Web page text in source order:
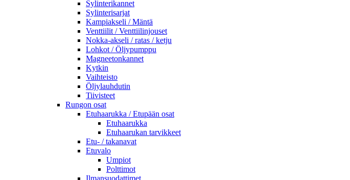
Sylinterikannet
Sylinterisarjat
Kampiakseli / Mäntä
Venttiilit / Venttiilinjouset
Nokka-akseli / ratas / ketju
Lohkot / Öljypumppu
Magneetonkannet
Kytkin
Vaihteisto
Öljylauhdutin
Tiivisteet
Rungon osat
Etuhaarukka / Etupään osat
Etuhaarukka
Etuhaarukan tarvikkeet
Etu- / takanavat
Etuvalo
Umpiot
Polttimot
Ilmansuodattimet